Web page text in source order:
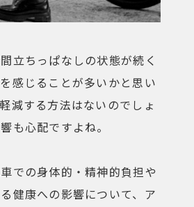
立ちっぱなしの状態が続く
感じることが多いかと思い
減する方法はないのでしょ
も心配ですよね。
での身体的・精神的負担や
健康への影響について、ア